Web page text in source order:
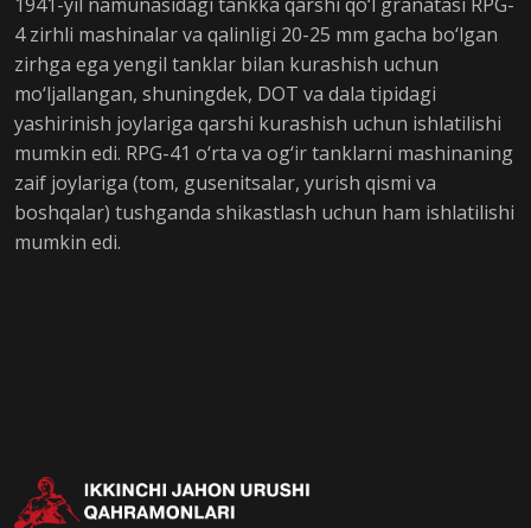
4 zirhli mashinalar va qalinligi 20-25 mm gacha bo‘lgan
zirhga ega yengil tanklar bilan kurashish uchun
mo‘ljallangan, shuningdek, DOT va dala tipidagi
yashirinish joylariga qarshi kurashish uchun ishlatilishi
mumkin edi. RPG-41 o‘rta va og‘ir tanklarni mashinaning
zaif joylariga (tom, gusenitsalar, yurish qismi va
boshqalar) tushganda shikastlash uchun ham ishlatilishi
mumkin edi.